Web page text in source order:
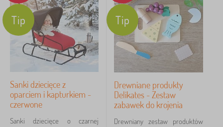
Tip
Sanki dziecięce z
oparciem i kapturkiem -
czerwone
Sanki dziecięce o czarnej
Tip
Drewniane produkty
Delikates - Zestaw
zabawek do krojenia
Drewniany zestaw produktów